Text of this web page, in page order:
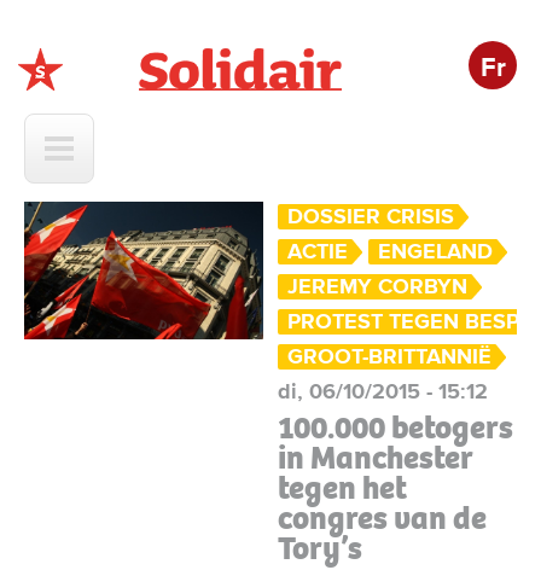
Fr
DOSSIER CRISIS
ACTIE
ENGELAND
JEREMY CORBYN
PROTEST TEGEN
GROOT-BRITTANNIË
di, 06/10/2015 - 15:12
100.000 betogers
in Manchester
tegen het
congres van de
Tory’s